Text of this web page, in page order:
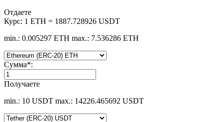
Отдаете
Курс: 1 ETH = 1887.728926 USDT
min.: 0.005297 ETH max.: 7.536286 ETH
Сумма*:
Получаете
min.: 10 USDT max.: 14226.465692 USDT